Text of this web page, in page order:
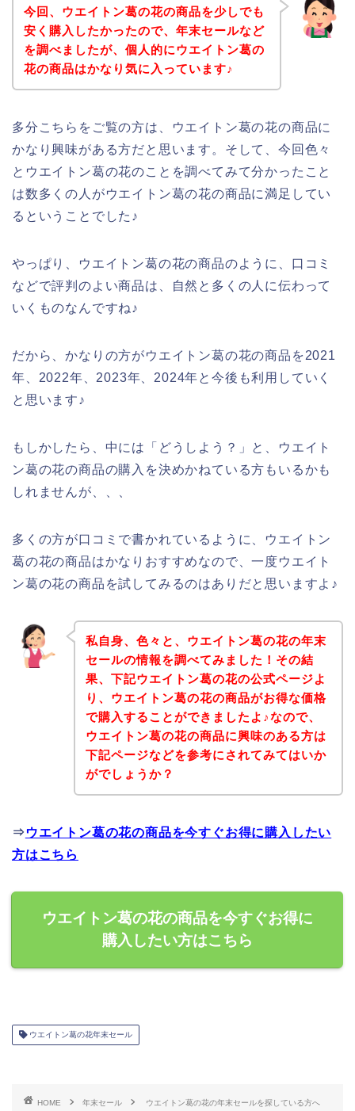
今回、ウエイトン葛の花の商品を少しでも
安く購入したかったので、年末セールなど
を調べましたが、個人的にウエイトン葛の
花の商品はかなり気に入っています♪
多分こちらをご覧の方は、ウエイトン葛の花の商品に
かなり興味がある方だと思います。そして、今回色々
とウエイトン葛の花のことを調べてみて分かったこと
は数多くの人がウエイトン葛の花の商品に満足してい
るということでした♪
やっぱり、ウエイトン葛の花の商品のように、口コミ
などで評判のよい商品は、自然と多くの人に伝わって
いくものなんですね♪
だから、かなりの方がウエイトン葛の花の商品を2021
年、2022年、2023年、2024年と今後も利用していく
と思います♪
もしかしたら、中には「どうしよう？」と、ウエイト
ン葛の花の商品の購入を決めかねている方もいるかも
しれませんが、、、
多くの方が口コミで書かれているように、ウエイトン
葛の花の商品はかなりおすすめなので、一度ウエイト
ン葛の花の商品を試してみるのはありだと思いますよ♪
私自身、色々と、ウエイトン葛の花の年末
セールの情報を調べてみました！その結
果、下記ウエイトン葛の花の公式ページよ
り、ウエイトン葛の花の商品がお得な価格
で購入することができましたよ♪なので、
ウエイトン葛の花の商品に興味のある方は
下記ページなどを参考にされてみてはいか
がでしょうか？
⇒ ウエイトン葛の花の商品を今すぐお得に購入したい
方はこちら
ウエイトン葛の花の商品を今すぐお得に
購入したい方はこちら
ウエイトン葛の花年末セール
HOME 年末セール ウエイトン葛の花の年末セールを探している方へ